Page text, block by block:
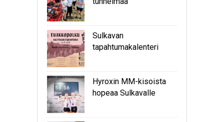
Sulkavan
tapahtumakalenteri
Hyroxin MM-kisoista
hopeaa Sulkavalle